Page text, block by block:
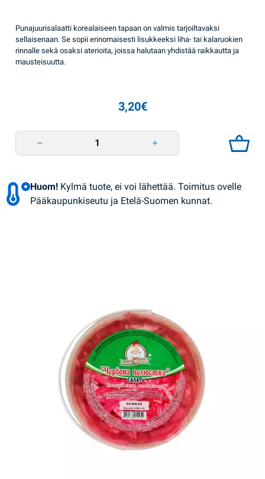
Punajuurisalaatti korealaiseen tapaan on valmis tarjoiltavaksi
sellaisenaan. Se sopii erinomaisesti lisukkeeksi liha- tai kalaruokien
rinnalle sekä osaksi aterioita, joissa halutaan yhdistää raikkautta ja
mausteisuutta.
3,20€
Punajuurisalaatti korealaiseen tapaan 450g Smachna Tradizia quantity
Huom! Kylmä tuote, ei voi lähettää. Toimitus ovelle
Pääkaupunkiseutu ja Etelä-Suomen kunnat.